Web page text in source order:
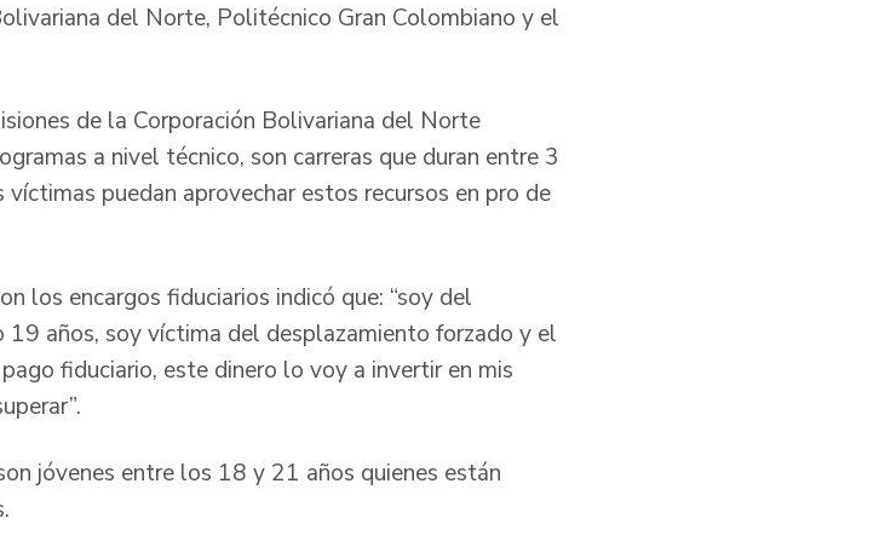
del Norte, Politécnico Gran Colombiano y el
de la Corporación Bolivariana del Norte
a nivel técnico, son carreras que duran entre 3
puedan aprovechar estos recursos en pro de
los encargos fiduciarios indicó que: “soy del
19 años, soy víctima del desplazamiento forzado y el
fiduciario, este dinero lo voy a invertir en mis
jóvenes entre los 18 y 21 años quienes están